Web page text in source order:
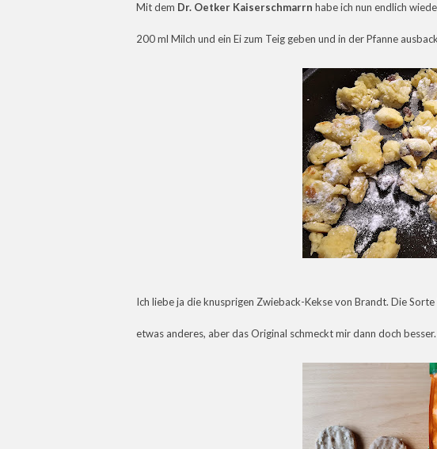
Mit dem Dr. Oetker Kaiserschmarrn habe ich nun endlich
200 ml Milch und ein Ei zum Teig geben und in der Pfanne
Ich liebe ja die knusprigen Zwieback-Kekse von Brandt. Die Sorte
etwas anderes, aber das Original schmeckt mir dann doch besser.